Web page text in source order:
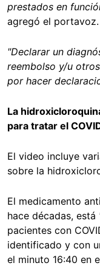
prestados en
agregó el portavoz.
"Declarar un
reembolso y/u
por hacer
La
para tratar el
El video incluye
sobre la
El medicamento
hace décadas, está
pacientes con
identificado y con
el minuto 16:40 en